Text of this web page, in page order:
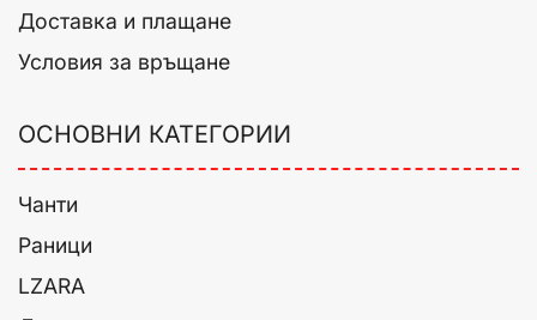
Доставка и плащане
Условия за връщане
ОСНОВНИ КАТЕГОРИИ
Чанти
Раници
LZARA